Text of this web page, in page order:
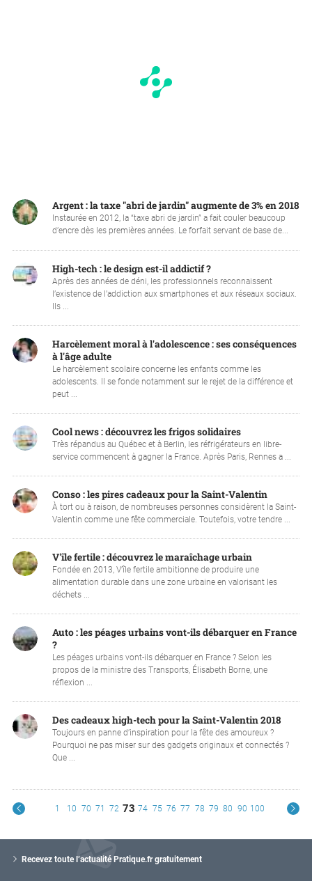
Argent : la taxe "abri de jardin" augmente de 3% en 2018
Instaurée en 2012, la “taxe abri de jardin” a fait couler beaucoup
d’encre dès les premières années. Le forfait servant de base de...
High-tech : le design est-il addictif ?
Après des années de déni, les professionnels reconnaissent
l’existence de l’addiction aux smartphones et aux réseaux sociaux.
Ils ...
Harcèlement moral à l'adolescence : ses conséquences
à l'âge adulte
Le harcèlement scolaire concerne les enfants comme les
adolescents. Il se fonde notamment sur le rejet de la différence et
peut ...
Cool news : découvrez les frigos solidaires
Très répandus au Québec et à Berlin, les réfrigérateurs en libre-
service commencent à gagner la France. Après Paris, Rennes a ...
Conso : les pires cadeaux pour la Saint-Valentin
À tort ou à raison, de nombreuses personnes considèrent la Saint-
Valentin comme une fête commerciale. Toutefois, votre tendre ...
V'île fertile : découvrez le maraîchage urbain
Fondée en 2013, V’île fertile ambitionne de produire une
alimentation durable dans une zone urbaine en valorisant les
déchets ...
Auto : les péages urbains vont-ils débarquer en France
?
Les péages urbains vont-ils débarquer en France ? Selon les
propos de la ministre des Transports, Élisabeth Borne, une
réflexion ...
Des cadeaux high-tech pour la Saint-Valentin 2018
Toujours en panne d’inspiration pour la fête des amoureux ?
Pourquoi ne pas miser sur des gadgets originaux et connectés ?
Que ...
1 10 70 71 72 73 74 75 76 77 78 79 80 90 100
Recevez toute l’actualité Pratique.fr gratuitement
o